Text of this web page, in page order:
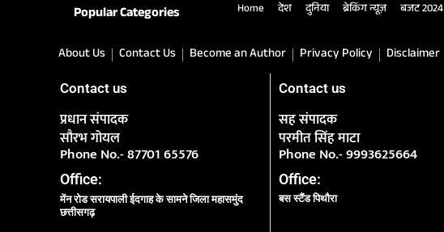
Popular Categories Home देश दुनिया ब्रेकिंग न्यूज़ बजट 2024
About Us Contact Us Become an Author Privacy Policy Disclaimer
Contact us
प्रधान संपादक
सौरभ गोयल
Phone No.- 87701 65576
Office:
मेंन रोड सरायपाली ईदगाह के सामने जिला महासमुंद
छत्तीसगढ़
Contact us
सह संपादक
परमीत सिंह माटा
Phone No.- 9993625664
Office:
बस स्टैंड पिथौरा